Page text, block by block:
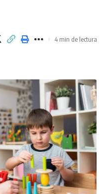
4 min de lectura